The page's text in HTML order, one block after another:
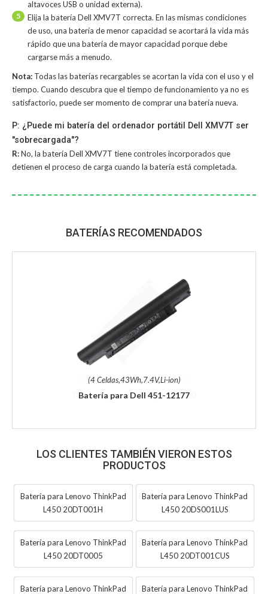
altavoces USB o unidad externa).
5
Elija la batería Dell XMV7T correcta. En las mismas condiciones
de uso, una batería de menor capacidad se acortará la vida más
rápido que una batería de mayor capacidad porque debe
cargarse más a menudo.
Nota: Todas las baterías recargables se acortan la vida con el uso y el
tiempo. Cuando descubra que el tiempo de funcionamiento ya no es
satisfactorio, puede ser momento de comprar una batería nueva.
P: ¿Puede mi batería del ordenador portátil Dell XMV7T ser
"sobrecargada"?
R:No, la batería Dell XMV7T tiene controles incorporados que
detienen el proceso de carga cuando la batería está completada.
BATERÍAS RECOMENDADOS
(4 Celdas,43Wh,7.4V,Li-ion)
Batería para Dell 451-12177
LOS CLIENTES TAMBIÉN VIERON ESTOS
PRODUCTOS
Batería para Lenovo ThinkPad
L450 20DT001H
Batería para Lenovo ThinkPad
L450 20DS001LUS
Batería para Lenovo ThinkPad
L450 20DT0005
Batería para Lenovo ThinkPad
L450 20DT001CUS
Batería para Lenovo ThinkPad
Batería para Lenovo ThinkPad